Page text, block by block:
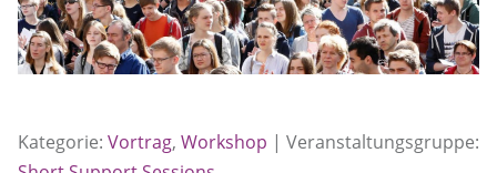
Kategorie: Vortrag, Workshop | Veranstaltungsgruppe: